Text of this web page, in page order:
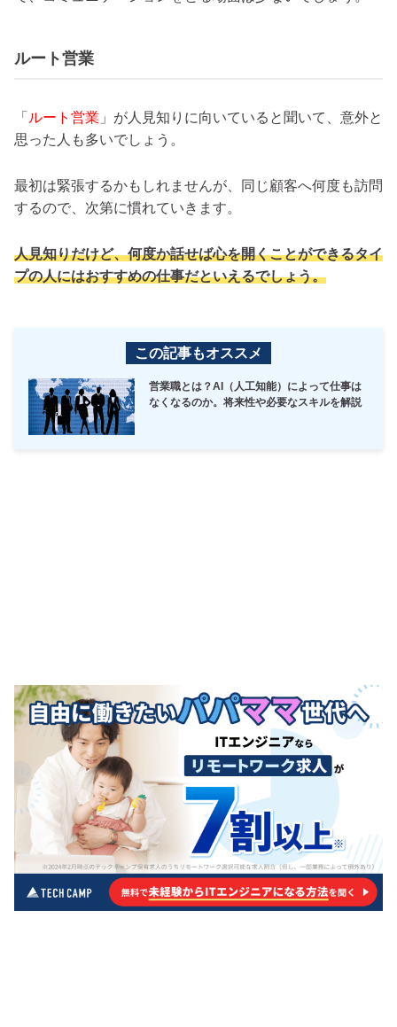
ルート営業
「 ルート営業 」が人見知りに向いていると聞いて、意外と
思った人も多いでしょう。
最初は緊張するかもしれませんが、同じ顧客へ何度も訪問
するので、次第に慣れていきます。
人見知りだけど、何度か話せば心を開くことができるタイ
プの人にはおすすめの仕事だといえるでしょう。
この記事もオススメ
営業職とは？AI（人工知能）によって仕事は
なくなるのか。将来性や必要なスキルを解説